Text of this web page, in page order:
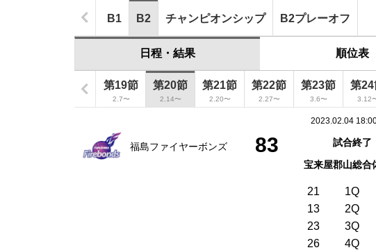
B1 B2 チャンピオンシップ B2プレーオフ
日程・結果 順位表
第18節 第19節
2.7〜
第20節
2.14〜
第21節
2.20〜
第22節
2.27〜
第23節
3.6〜
第24
3.12
福島ファイヤーボンズ 83
2023.02.04
試合終了
宝来屋郡山総合
21 1Q
13
2Q
23
3Q
26
4Q